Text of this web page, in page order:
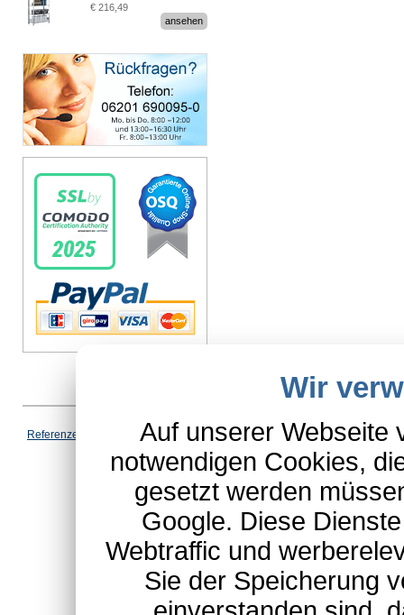
Stecksystem MultiPlus
€ 216,49
ansehen
Referenzen Datenschutz | Impressum |Cookies| Vertrag
*Schulte-Hauptkatalog,
Wir
Auf unserer Webseite
notwendigen Cookies,
gesetzt werden
Google. Diese
Webtraffic und
Sie der Speicherung